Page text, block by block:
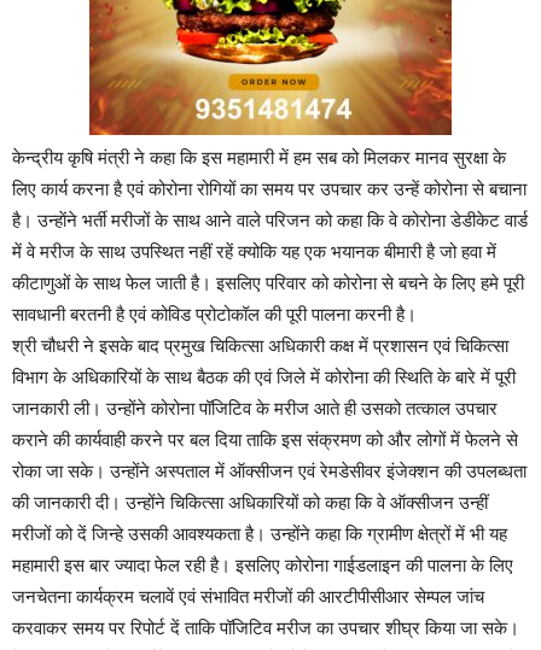
केन्द्रीय कृषि मंत्री ने कहा कि इस महामारी में हम सब को मिलकर मानव सुरक्षा के
लिए कार्य करना है एवं कोरोना रोगियों का समय पर उपचार कर उन्हें कोरोना से बचाना
है। उन्हाेंने भर्ती मरीजों के साथ आने वाले परिजन को कहा कि वे कोरोना डेडीकेट वार्ड
में वे मरीज के साथ उपस्थित नहीं रहें क्योकि यह एक भयानक बीमारी है जो हवा में
कीटाणुओं के साथ फेल जाती है। इसलिए परिवार को कोरोना से बचने के लिए हमे पूरी
सावधानी बरतनी है एवं कोविड प्रोटोकॉल की पूरी पालना करनी है।
श्री चौधरी ने इसके बाद प्रमुख चिकित्सा अधिकारी कक्ष में प्रशासन एवं चिकित्सा
विभाग के अधिकारियों के साथ बैठक की एवं जिले में कोरोना की स्थिति के बारे में पूरी
जानकारी ली। उन्होंने कोरोना पॉजिटिव के मरीज आते ही उसको तत्काल उपचार
कराने की कार्यवाही करने पर बल दिया ताकि इस संक्रमण को और लोगों में फेलने से
रोका जा सके। उन्होंने अस्पताल में ऑक्सीजन एवं रेमडेसीवर इंजेक्शन की उपलब्धता
की जानकारी दी। उन्होंने चिकित्सा अधिकारियों को कहा कि वे ऑक्सीजन उन्हीं
मरीजों को दें जिन्हे उसकी आवश्यकता है। उन्होंने कहा कि ग्रामीण क्षेत्रों में भी यह
महामारी इस बार ज्यादा फेल रही है। इसलिए कोरोना गाईडलाइन की पालना के लिए
जनचेतना कार्यक्रम चलावें एवं संभावित मरीजों की आरटीपीसीआर सेम्पल जांच
करवाकर समय पर रिपोर्ट दें ताकि पॉजिटिव मरीज का उपचार शीघ्र किया जा सके।